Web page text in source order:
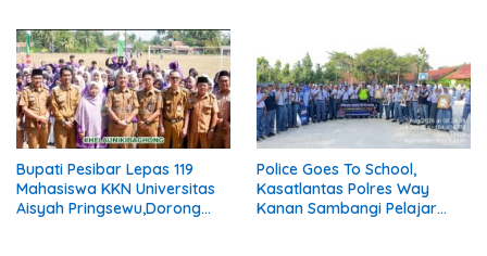
Bupati Pesibar Lepas 119
Mahasiswa KKN Universitas
Aisyah Pringsewu,Dorong
Police Goes To School,
Kasatlantas Polres Way
Kanan Sambangi Pelajar